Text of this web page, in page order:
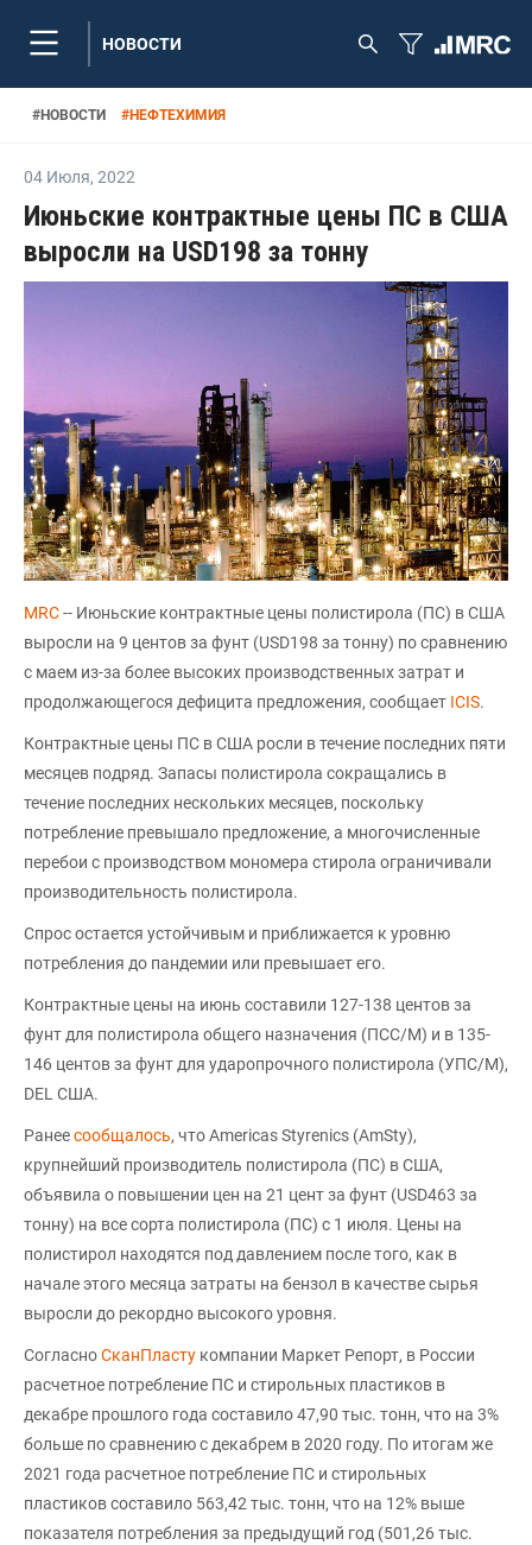
НОВОСТИ
#НОВОСТИ #НЕФТЕХИМИЯ
04 Июля, 2022
Июньские контрактные цены ПС в США
выросли на USD198 за тонну
MRC-- Июньские контрактные цены полистирола (ПС) в США
выросли на 9 центов за фунт (USD198 за тонну) по сравнению
с маем из-за более высоких производственных затрат и
продолжающегося дефицита предложения, сообщает ICIS.
Контрактные цены ПС в США росли в течение последних пяти
месяцев подряд. Запасы полистирола сокращались в
течение последних нескольких месяцев, поскольку
потребление превышало предложение, а многочисленные
перебои с производством мономера стирола ограничивали
производительность полистирола.
Спрос остается устойчивым и приближается к уровню
потребления до пандемии или превышает его.
Контрактные цены на июнь составили 127-138 центов за
фунт для полистирола общего назначения (ПСС/М) и в 135-
146 центов за фунт для ударопрочного полистирола (УПС/М),
DEL США.
Ранеесообщалось, что Americas Styrenics (AmSty),
крупнейший производитель полистирола (ПС) в США,
объявила о повышении цен на 21 цент за фунт (USD463 за
тонну) на все сорта полистирола (ПС) с 1 июля. Цены на
полистирол находятся под давлением после того, как в
начале этого месяца затраты на бензол в качестве сырья
выросли до рекордно высокого уровня.
СогласноСканПласту компании Маркет Репорт, в России
расчетное потребление ПС и стирольных пластиков в
декабре прошлого года составило 47,90 тыс. тонн, что на 3%
больше по сравнению с декабрем в 2020 году. По итогам же
2021 года расчетное потребление ПС и стирольных
пластиков составило 563,42 тыс. тонн, что на 12% выше
показателя потребления за предыдущий год (501,26 тыс.